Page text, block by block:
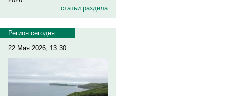
статьи раздела
Регион сегодня
22 Мая 2026, 13:30